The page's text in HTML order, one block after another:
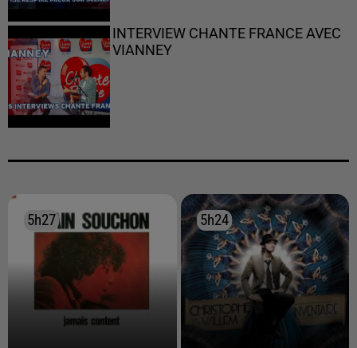
INTERVIEW CHANTE FRANCE AVEC
VIANNEY
5h27
5h27 5h24
5h24